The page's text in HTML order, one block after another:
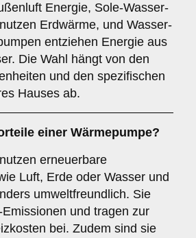
Energie, Sole-Wasser-
Erdwärme, und Wasser-
entziehen Energie aus
Die Wahl hängt von den
und den spezifischen
Hauses ab.
einer Wärmepumpe?
erneuerbare
Luft, Erde oder Wasser und
umweltfreundlich. Sie
und tragen zur
bei. Zudem sind sie